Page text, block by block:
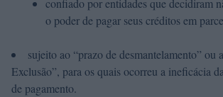
confiado por entidades que decidiram
o poder de pagar seus créditos em
sujeito ao “prazo de desmantelamento” ou
Exclusão”, para os quais ocorreu a ineficácia
de pagamento.